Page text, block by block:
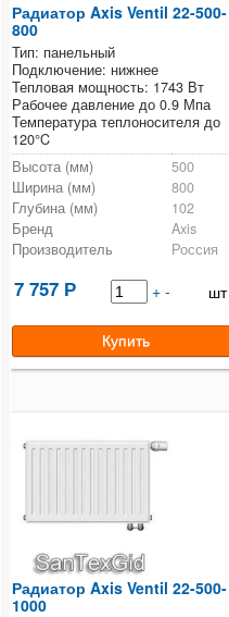
Радиатор Axis Ventil 22-500-
800
Тип: панельный
Подключение: нижнее
Тепловая мощность: 1743 Вт
Рабочее давление до 0.9 Мпа
Температура теплоносителя до
120°C
Высота (мм)
500
Ширина (мм)
800
Глубина (мм)
102
Бренд
Axis
Производитель
Россия
7 757 Р + - шт
Радиатор Axis Ventil 22-500-
1000